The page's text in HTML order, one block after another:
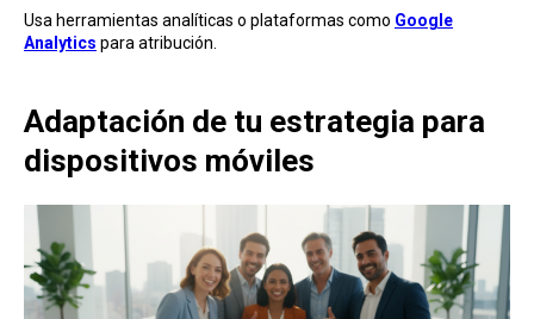
Usa herramientas analíticas o plataformas como Google
Analytics para atribución.
Adaptación de tu estrategia para
dispositivos móviles